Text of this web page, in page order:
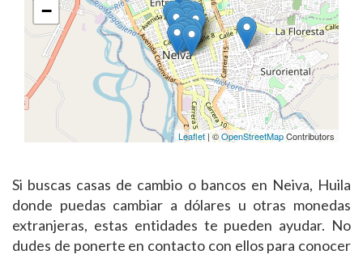
−
Leaflet | ©OpenStreetMapContributors
Si buscas casas de cambio o bancos en Neiva, Huila
donde puedas cambiar a dólares u otras monedas
extranjeras, estas entidades te pueden ayudar. No
dudes de ponerte en contacto con ellos para conocer